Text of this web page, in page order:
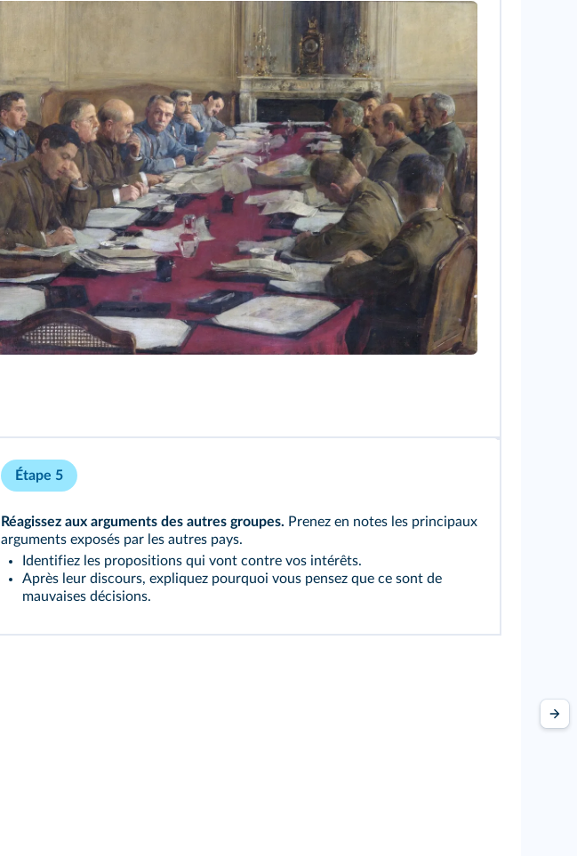
Étape 5
Réagissez aux arguments des autres groupes. Prenez en notes les principaux
arguments exposés par les autres pays.
Identifiez les propositions qui vont contre vos intérêts.
Après leur discours, expliquez pourquoi vous pensez que ce sont de
mauvaises décisions.